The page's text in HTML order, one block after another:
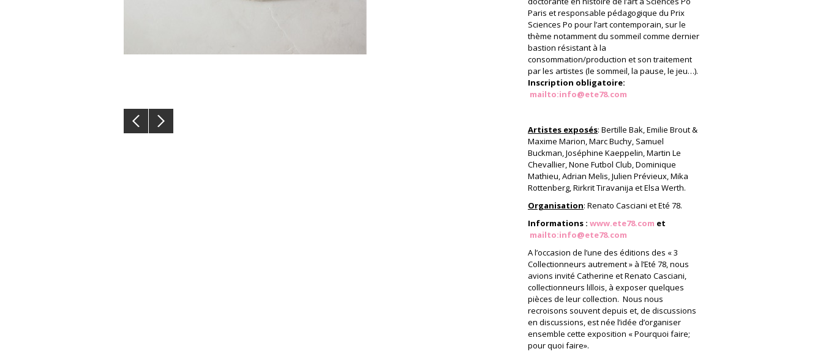
Paris et responsable pédagogique du Prix
Sciences Po pour l’art contemporain, sur le
thème notamment du sommeil comme dernier
bastion résistant à la
consommation/production et son traitement
par les artistes (le sommeil, la pause, le jeu…).
Inscription obligatoire:
mailto:info@ete78.com
Artistes exposés: Bertille Bak, Emilie Brout &
Maxime Marion, Marc Buchy, Samuel
Buckman, Joséphine Kaeppelin, Martin Le
Chevallier, None Futbol Club, Dominique
Mathieu, Adrian Melis, Julien Prévieux, Mika
Rottenberg, Rirkrit Tiravanija et Elsa Werth.
Organisation: Renato Casciani et Eté 78.
Informations : www.ete78.com et
mailto:info@ete78.com
A l’occasion de l’une des éditions des « 3
Collectionneurs autrement » à l’Eté 78, nous
avions invité Catherine et Renato Casciani,
collectionneurs lillois, à exposer quelques
pièces de leur collection. Nous nous
recroisons souvent depuis et, de discussions
en discussions, est née l’idée d’organiser
ensemble cette exposition « Pourquoi faire;
pour quoi faire».